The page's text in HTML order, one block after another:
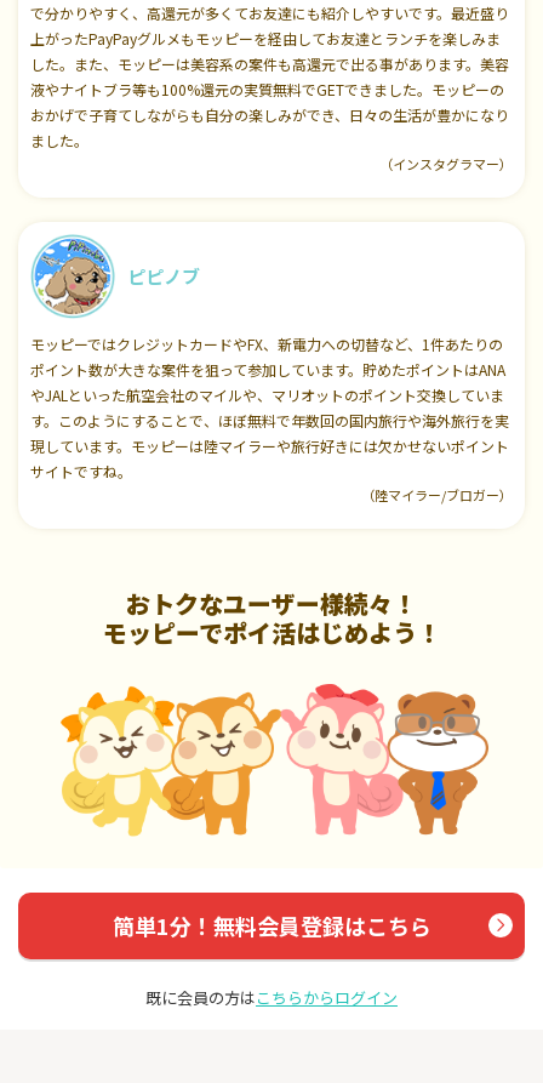
で分かりやすく、高還元が多くてお友達にも紹介しやすいです。最近盛り
上がったPayPayグルメもモッピーを経由してお友達とランチを楽しみま
した。また、モッピーは美容系の案件も高還元で出る事があります。美容
液やナイトブラ等も100%還元の実質無料でGETできました。モッピーの
おかげで子育てしながらも自分の楽しみができ、日々の生活が豊かになり
ました。
（インスタグラマー）
ピピノブ
モッピーではクレジットカードやFX、新電力への切替など、1件あたりの
ポイント数が大きな案件を狙って参加しています。貯めたポイントはANA
やJALといった航空会社のマイルや、マリオットのポイント交換していま
す。このようにすることで、ほぼ無料で年数回の国内旅行や海外旅行を実
現しています。モッピーは陸マイラーや旅行好きには欠かせないポイント
サイトですね。
（陸マイラー/ブロガー）
おトクなユーザー様続々！
モッピーでポイ活はじめよう！
簡単1分！無料会員登録はこちら
既に会員の方はこちらからログイン